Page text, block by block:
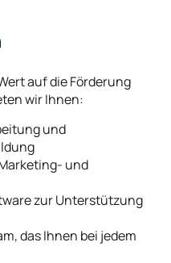
auf die Förderung
wir Ihnen:
und
und
zur Unterstützung
das Ihnen bei jedem